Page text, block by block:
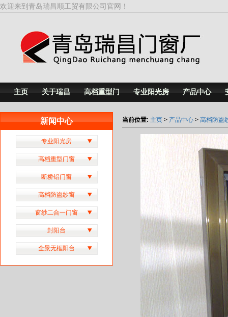
欢迎来到青岛瑞昌顺工贸有限公司官网！
主页 关于瑞昌 高档重型门 专业阳光房 产品中心
新闻中心
专业阳光房
高档重型门窗
断桥铝门窗
高档防盗纱窗
窗纱二合一门窗
封阳台
全景无框阳台
当前位置: 主页 > 产品中心 > 高档防盗